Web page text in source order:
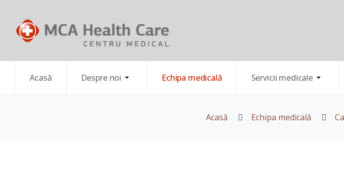
Acasă Despre noi Echipa medicală Servicii medicale
Acasă Echipa medicală